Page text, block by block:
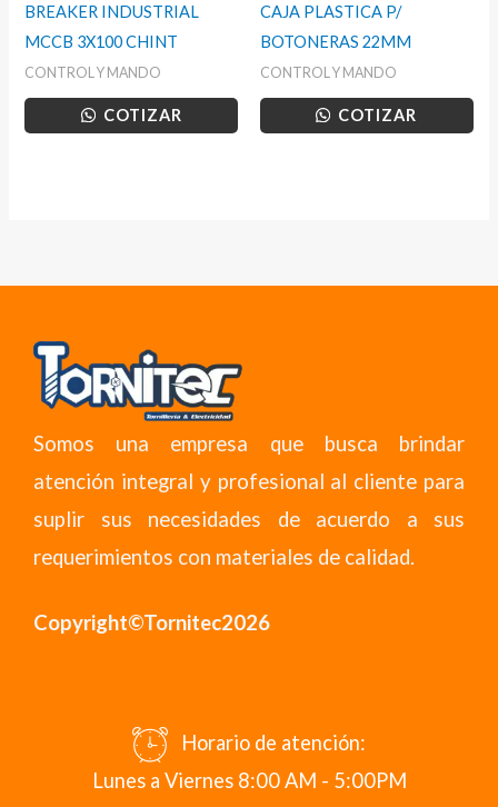
BREAKER INDUSTRIAL
MCCB 3X100 CHINT
CONTROL Y MANDO
COTIZAR
CAJA PLASTICA P/
BOTONERAS 22MM
CONTROL Y MANDO
COTIZAR
Somos una empresa que busca brindar
atención integral y profesional al cliente para
suplir sus necesidades de acuerdo a sus
requerimientos con materiales de calidad.
Copyright©Tornitec2026
Horario de atención:
Lunes a Viernes 8:00 AM - 5:00PM